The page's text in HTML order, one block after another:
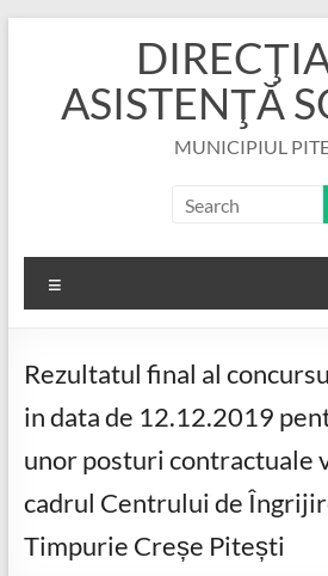
ASISTENŢĂ
MUNICIPIUL
Rezultatul final al
in data de 12.12.2019
unor posturi contractuale
cadrul Centrului de
Timpurie Creșe Pitești